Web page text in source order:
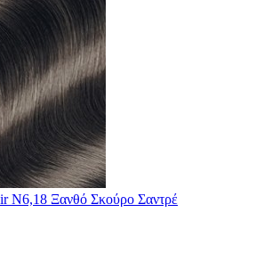
N6,18 Ξανθό Σκούρο Σαντρέ